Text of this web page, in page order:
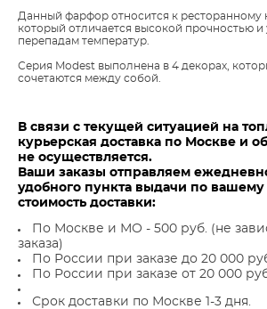
Данный фарфор относится к ресторанному
который отличается высокой прочностью и
перепадам температур.
Серия Modest выполнена в 4 декорах,
сочетаются между собой.
В связи с текущей ситуацией на
курьерская доставка по Москве и
не осуществляется.
Ваши заказы отправляем
удобного пункта выдачи по вашему
стоимость доставки:
По Москве и МО - 500 руб. (не
заказа)
По России при заказе до 20 000
По России при заказе от 20 000
Срок доставки по Москве 1-3 дня.